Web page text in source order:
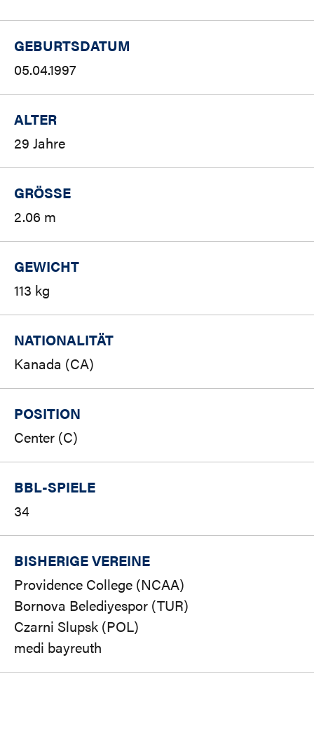
GEBURTSDATUM
05.04.1997
ALTER
29 Jahre
GRÖSSE
2.06 m
GEWICHT
113 kg
NATIONALITÄT
Kanada (CA)
POSITION
Center (C)
BBL-SPIELE
34
BISHERIGE VEREINE
Providence College (NCAA)
Bornova Belediyespor (TUR)
Czarni Slupsk (POL)
medi bayreuth